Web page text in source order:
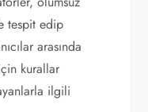
tespit edip
arasında
kurallar
ilgili